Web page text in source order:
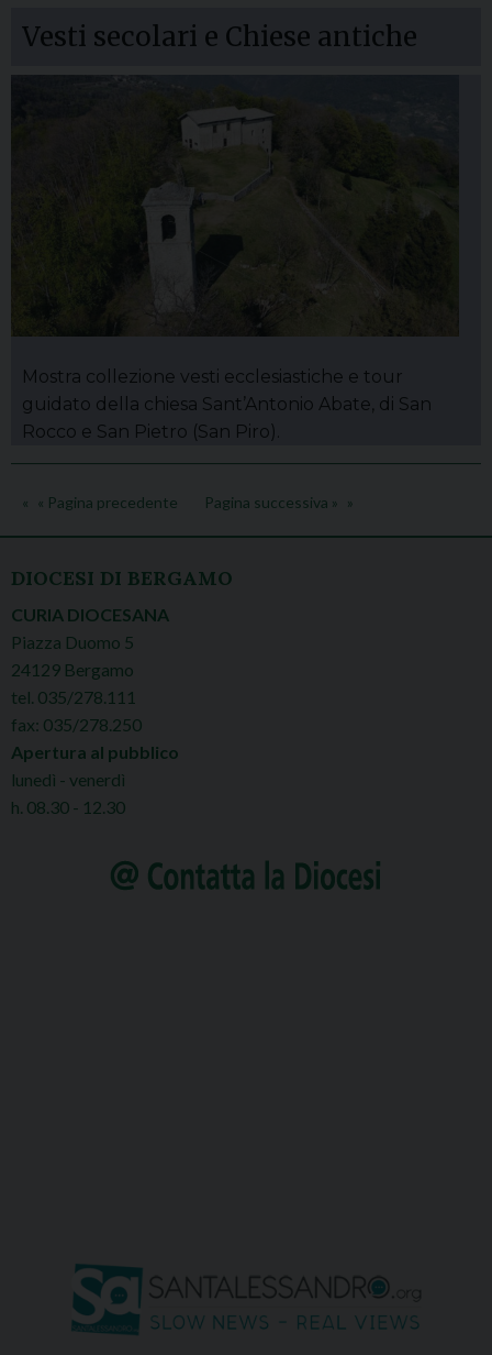
Vesti secolari e Chiese antiche
Mostra collezione vesti ecclesiastiche e tour
guidato della chiesa Sant’Antonio Abate, di San
Rocco e San Pietro (San Piro).
« Pagina precedente Pagina successiva »
DIOCESI DI BERGAMO
CURIA DIOCESANA
Piazza Duomo 5
24129 Bergamo
tel. 035/278.111
fax: 035/278.250
Apertura al pubblico
lunedì - venerdì
h. 08.30 - 12.30